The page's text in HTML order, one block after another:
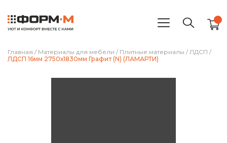
Главная / Материалы для мебели / Плитные материалы / ЛДСП /
ЛДСП 16мм 2750х1830мм Графит (N) (ЛАМАРТИ)